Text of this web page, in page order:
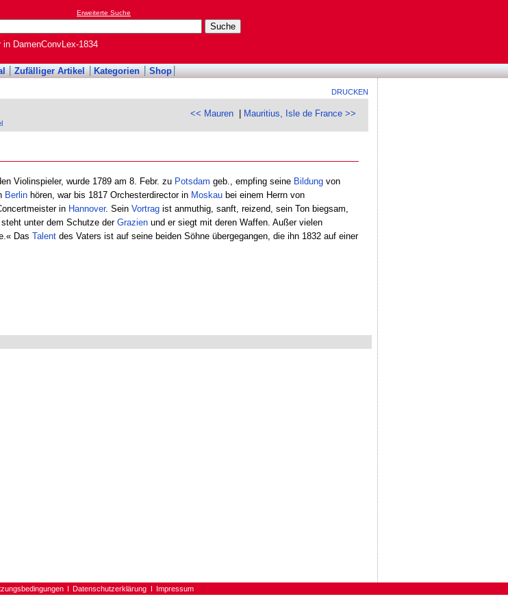
Erweiterte Suche
in DamenConvLex-1834
Zufälliger Artikel Kategorien Shop
DRUCKEN
<< Mauren Mauritius, Isle de France >>
Violinspieler, wurde 1789 am 8. Febr. zu Potsdam geb., empfing seine Bildungvon
Berlinhören, war bis 1817 Orchesterdirector in Moskaubei einem Herrn von
in Hannover. Sein Vortragist anmuthig, sanft, reizend, sein Ton biegsam,
unter dem Schutze der Grazienund er siegt mit deren Waffen. Außer vielen
Das Talentdes Vaters ist auf seine beiden Söhne übergegangen, die ihn 1832 auf einer
Datenschutzerklärung Impressum